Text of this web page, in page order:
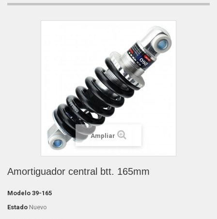
Ampliar
Amortiguador central btt. 165mm
Modelo 39-165
Estado Nuevo